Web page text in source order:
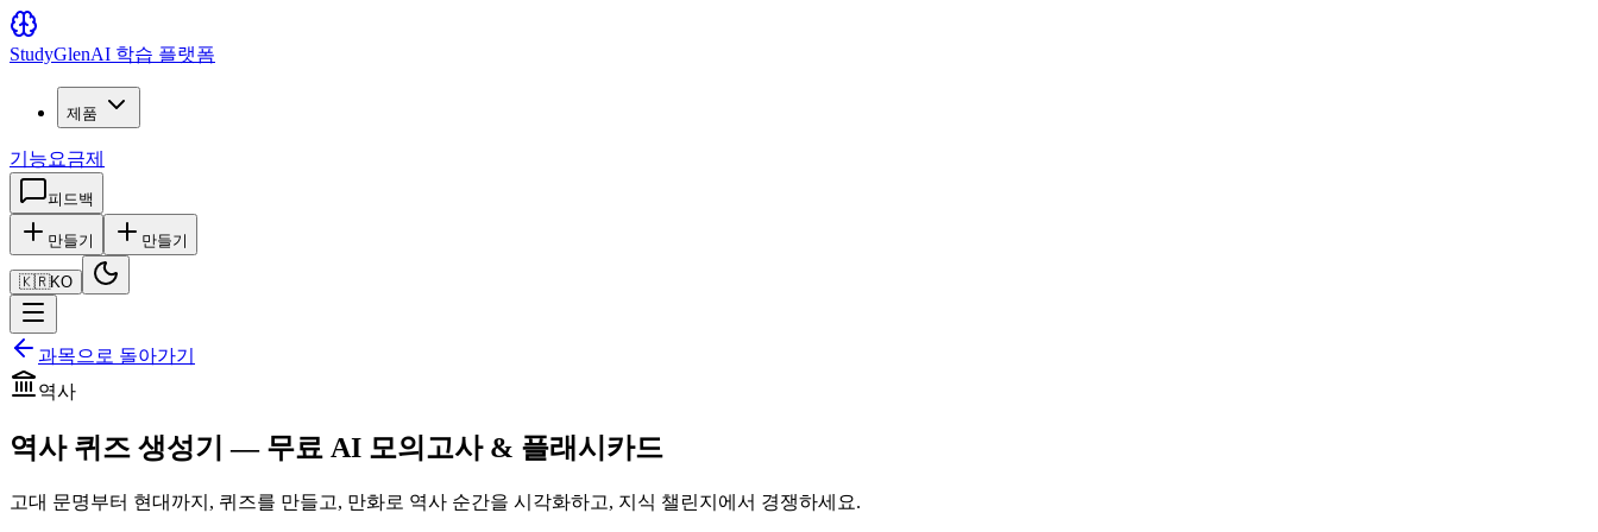
StudyGlenAI 학습 플랫폼
제품
기능요금제
피드백
만들기 만들기
🇰🇷KO
과목으로 돌아가기
역사
역사 퀴즈 생성기 — 무료 AI 모의고사 & 플래시카드
고대 문명부터 현대까지, 퀴즈를 만들고, 만화로 역사 순간을 시각화하고, 지식 챌린지에서 경쟁하세요.